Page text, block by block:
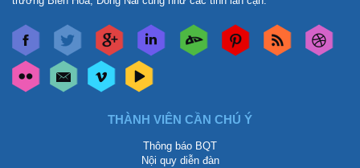
THÀNH VIÊN CẦN CHÚ Ý
Thông báo BQT
Nội quy diễn đàn